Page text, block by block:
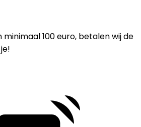
minimaal 100 euro, betalen wij de